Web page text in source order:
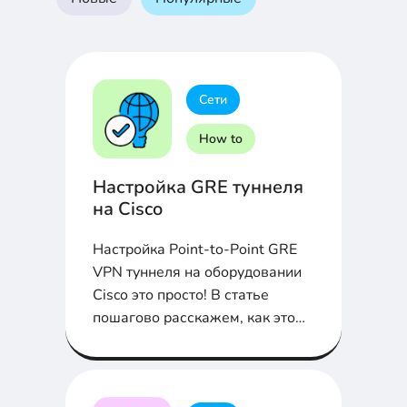
Сети
How to
Настройка GRE туннеля
на Cisco
Настройка Point-to-Point GRE
VPN туннеля на оборудовании
Cisco это просто! В статье
пошагово расскажем, как это